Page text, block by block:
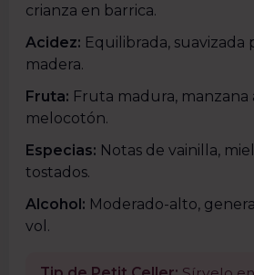
crianza en barrica.
Acidez: Equilibrada, suavizada
madera.
Fruta: Fruta madura, manzana
melocotón.
Especias: Notas de vainilla,
tostados.
Alcohol: Moderado-alto,
vol.